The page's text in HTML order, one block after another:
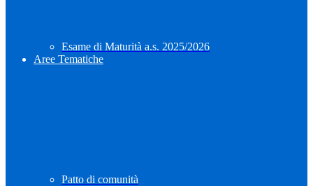
Esame di Maturità a.s. 2025/2026
Aree Tematiche
Patto di comunità